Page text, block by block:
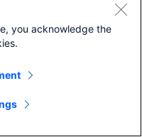
タックでは、管理IPサブ
インターフェイスのサブ
SNMPポーリングでパケ
限はCatalystスイッチ
you acknowledge the